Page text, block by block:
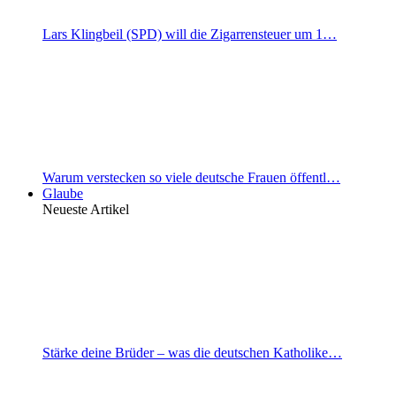
Lars Klingbeil (SPD) will die Zigarrensteuer um 1…
Warum verstecken so viele deutsche Frauen öffentl…
Glaube
Neueste Artikel
Stärke deine Brüder – was die deutschen Katholike…